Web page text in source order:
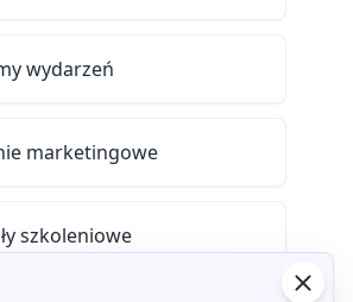
wydarzeń
marketingowe
szkoleniowe